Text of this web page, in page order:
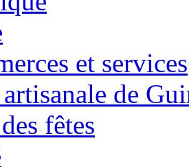
et services
de
fêtes